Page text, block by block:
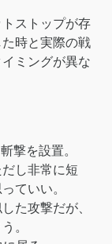
ストップが存
時と実際の戦
ミングが異な
撃を設置。
し非常に短
ていい。
た攻撃だが、
。